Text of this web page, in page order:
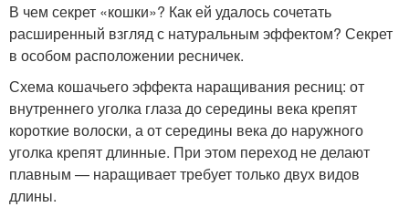
В чем секрет «кошки»? Как ей удалось сочетать
расширенный взгляд с натуральным эффектом? Секрет
в особом расположении ресничек.
Схема кошачьего эффекта наращивания ресниц: от
внутреннего уголка глаза до середины века крепят
короткие волоски, а от середины века до наружного
уголка крепят длинные. При этом переход не делают
плавным — наращивает требует только двух видов
длины.